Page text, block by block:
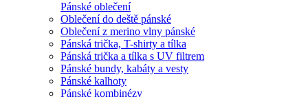
Pánské oblečení
Oblečení do deště pánské
Oblečení z merino vlny pánské
Pánská trička, T-shirty a tílka
Pánská trička a tílka s UV filtrem
Pánské bundy, kabáty a vesty
Pánské kalhoty
Pánské kombinézy